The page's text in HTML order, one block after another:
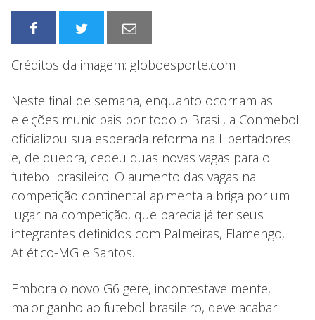
Créditos da imagem: globoesporte.com
Neste final de semana, enquanto ocorriam as
eleições municipais por todo o Brasil, a Conmebol
oficializou sua esperada reforma na Libertadores
e, de quebra, cedeu duas novas vagas para o
futebol brasileiro. O aumento das vagas na
competição continental apimenta a briga por um
lugar na competição, que parecia já ter seus
integrantes definidos com Palmeiras, Flamengo,
Atlético-MG e Santos.
Embora o novo G6 gere, incontestavelmente,
maior ganho ao futebol brasileiro, deve acabar